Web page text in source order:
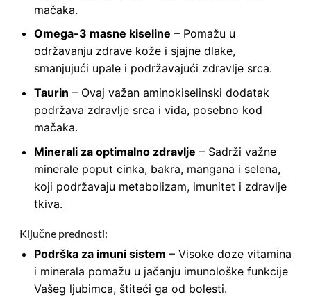
mačaka.
Omega-3 masne kiseline – Pomažu u
održavanju zdrave kože i sjajne dlake,
smanjujući upale i podržavajući zdravlje srca.
Taurin – Ovaj važan aminokiselinski dodatak
podržava zdravlje srca i vida, posebno kod
mačaka.
Minerali za optimalno zdravlje – Sadrži važne
minerale poput cinka, bakra, mangana i selena,
koji podržavaju metabolizam, imunitet i zdravlje
tkiva.
Ključne prednosti:
Podrška za imuni sistem – Visoke doze vitamina
i minerala pomažu u jačanju imunološke funkcije
Vašeg ljubimca, štiteći ga od bolesti.